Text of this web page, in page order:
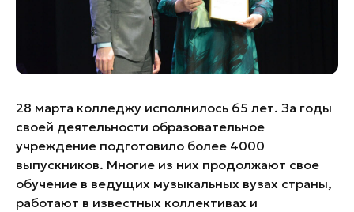
Войти
Особо охраняемые
природные территории
28 марта колледжу исполнилось 65 лет. За годы
своей деятельности образовательное
учреждение подготовило более 4000
выпускников. Многие из них продолжают свое
обучение в ведущих музыкальных вузах страны,
работают в известных коллективах и